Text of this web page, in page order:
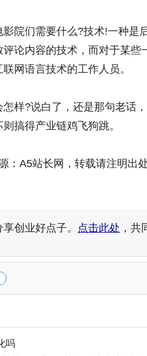
院们需要什么?技术!一种是
评论内容的技术，而对于某
网语言技术的工作人员。
样?说白了，还是那句老话
搞得产业链鸡飞狗跳。
：A5站长网，转载请注明出
创业好点子。 点击此处 ，共
吗